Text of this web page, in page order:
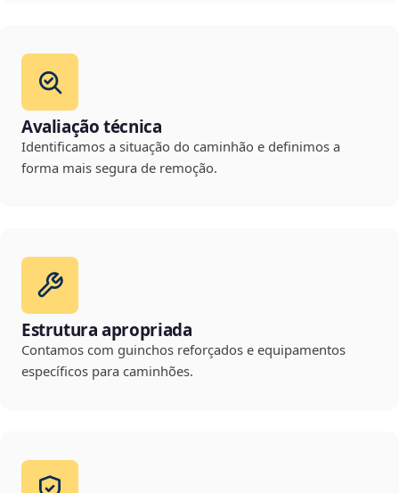
Avaliação técnica
Identificamos a situação do caminhão e definimos a
forma mais segura de remoção.
Estrutura apropriada
Contamos com guinchos reforçados e equipamentos
específicos para caminhões.